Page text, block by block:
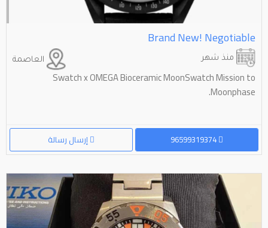
Brand New! Negotiable
العاصمة منذ شهر
Swatch x OMEGA Bioceramic MoonSwatch Mission to
Moonphase.
إرسال رسالة